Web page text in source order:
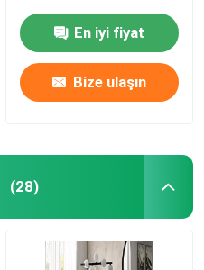
En iyi fiyat
Bize ulaşın
(28)